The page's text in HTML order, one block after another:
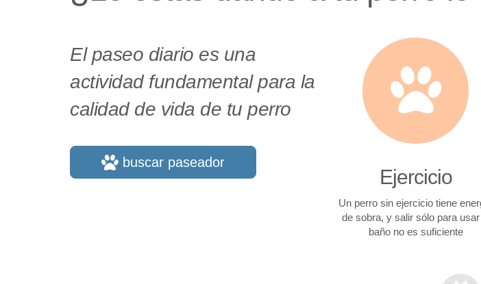
El paseo diario es una
actividad fundamental para la
calidad de vida de tu perro
buscar paseador
Ejercicio
Un perro sin ejercicio tiene
de sobra, y salir sólo para
baño no es suficiente